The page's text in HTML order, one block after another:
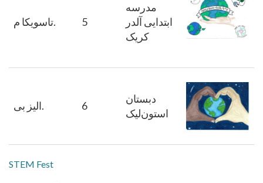
تاسویکام. 5
مدرسه
ابتدایی آلدر
کریک
الیزبی. 6
دبستان
استون‌لیک
STEM Fest